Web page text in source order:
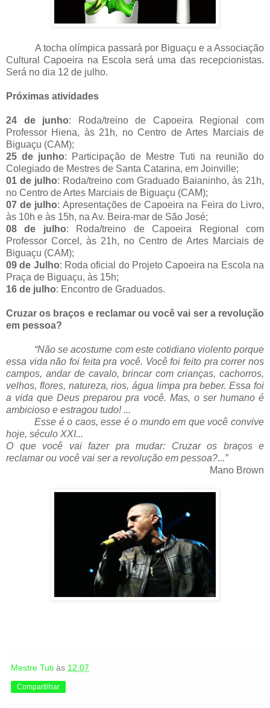
A tocha olímpica passará por Biguaçu e a Associação
Cultural Capoeira na Escola será uma das recepcionistas.
Será no dia 12 de julho.
Próximas atividades
24 de junho: Roda/treino de Capoeira Regional com
Professor Hiena, às 21h, no Centro de Artes Marciais de
Biguaçu (CAM);
25 de junho: Participação de Mestre Tuti na reunião do
Colegiado de Mestres de Santa Catarina, em Joinville;
01 de julho: Roda/treino com Graduado Baianinho, às 21h,
no Centro de Artes Marciais de Biguaçu (CAM);
07 de julho: Apresentações de Capoeira na Feira do Livro,
às 10h e às 15h, na Av. Beira-mar de São José;
08 de julho: Roda/treino de Capoeira Regional com
Professor Corcel, às 21h, no Centro de Artes Marciais de
Biguaçu (CAM);
09 de Julho: Roda oficial do Projeto Capoeira na Escola na
Praça de Biguaçu, às 15h;
16 de julho: Encontro de Graduados.
Cruzar os braços e reclamar ou você vai ser a revolução
em pessoa?
“Não se acostume com este cotidiano violento porque
essa vida não foi feita pra você. Você foi feito pra correr nos
campos, andar de cavalo, brincar com crianças, cachorros,
velhos, flores, natureza, rios, água limpa pra beber. Essa foi
a vida que Deus preparou pra você. Mas, o ser humano é
ambicioso e estragou tudo! ...
Esse é o caos, esse é o mundo em que você convive
hoje, século XXI...
O que você vai fazer pra mudar: Cruzar os braços e
reclamar ou você vai ser a revolução em pessoa?...”
Mano Brown
Mestre Tuti às 12:07
Compartilhar